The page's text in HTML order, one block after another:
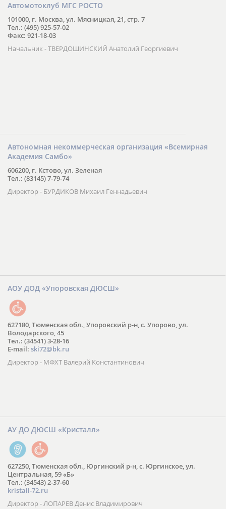
Автомотоклуб МГС РОСТО
101000, г. Москва, ул. Мясницкая, 21, стр. 7
Тел.: (495) 925-57-02
Факс: 921-18-03
Начальник - ТВЕРДОШИНСКИЙ Анатолий Георгиевич
Автономная некоммерческая организация «Всемирная
Академия Самбо»
606200, г. Кстово, ул. Зеленая
Тел.: (83145) 7-79-74
Директор - БУРДИКОВ Михаил Геннадьевич
АОУ ДОД «Упоровская ДЮСШ»
627180, Тюменская обл., Упоровский р-н, с. Упорово, ул.
Володарского, 45
Тел.: (34541) 3-28-16
E-mail: ski72@bk.ru
Директор - МФХТ Валерий Константинович
АУ ДО ДЮСШ «Кристалл»
627250, Тюменская обл., Юргинский р-н, с. Юргинское, ул.
Центральная, 59 «Б»
Тел.: (34543) 2-37-60
kristall-72.ru
Директор - ЛОПАРЕВ Денис Владимирович